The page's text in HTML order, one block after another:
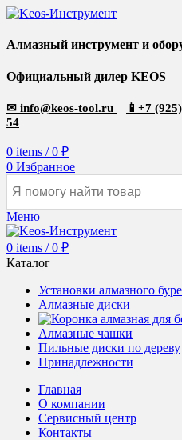
Алмазный инструмент и
Официальный дилер KEOS
✉ info@keos-tool.ru 📱 +7
54
0 items / 0 ₽
0 Избранное
Меню
0 items / 0 ₽
Каталог
Установки алмазного
Алмазные диски
Алмазные чашки
Пильные диски по дереву
Принадлежности
Главная
О компании
Сервисный центр
Контакты